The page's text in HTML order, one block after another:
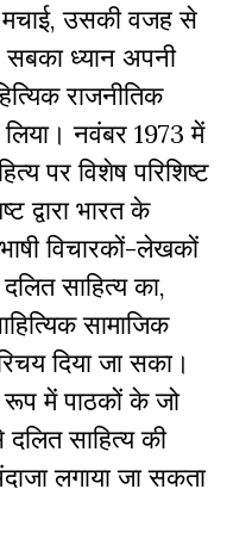
उसकी वजह से
सबका ध्यान अपनी
राजनीतिक
नवंबर 1973 में
पर विशेष परिशिष्ट
द्वारा भारत के
विचारकों-लेखकों
साहित्य का,
सामाजिक
दिया जा सका।
रूप में पाठकों के जो
साहित्य की
लगाया जा सकता